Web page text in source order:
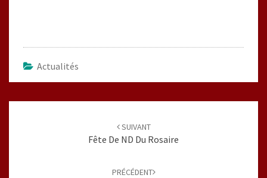
Actualités
SUIVANT
Fête De ND Du Rosaire
PRÉCÉDENT